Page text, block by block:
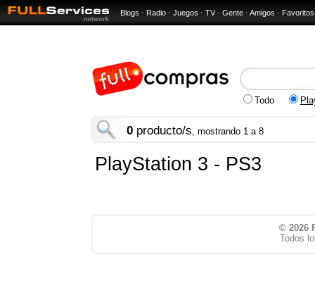
Blogs · Radio · Juegos · TV · Gente · Amigos · Favoritos
Todo
0 producto/s, mostrando 1 a 8
PlayStation 3 - PS3
© 2026
Todos